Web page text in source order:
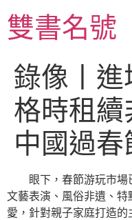
至
主雙書名號
錄像丨
格時租續
中國過春
眼下，春節游玩市
文藝表演、風俗非遺、
愛，針對親子家庭打造